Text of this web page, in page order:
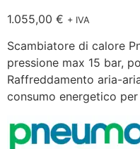
1.055,00 € + IVA
Scambiatore di calore
pressione max 15 bar,
Raffreddamento aria-
consumo energetico